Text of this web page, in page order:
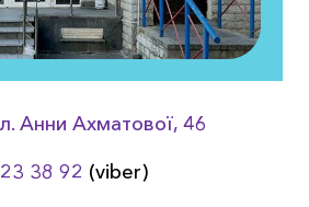
Анни Ахматовоï, 46
38 92 (viber)